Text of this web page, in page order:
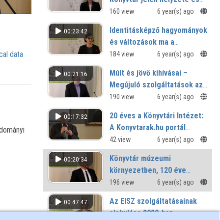
data
fejlesztési tervei
160 view 6 year(s) ago
00:23:42
Identitásképző hagyományok
és változások ma a
Tiszántúli Református
Nagykönyvtárában
184 view 6 year(s) ago
00:21:16
Múlt és jövő kihívásai –
Megújuló szolgáltatások az
OR-ZSE Könyvtárában
190 view 6 year(s) ago
00:17:32
20 éves a Könyvtári Intézet:
A Konyvtarak.hu portál
elindítása
42 view 6 year(s) ago
00:20:34
Könyvtár múzeumi
környezetben, 120 éve
Miskolcon
196 view 6 year(s) ago
00:47:47
Az EISZ szolgáltatásainak
alakulása 2020-ban